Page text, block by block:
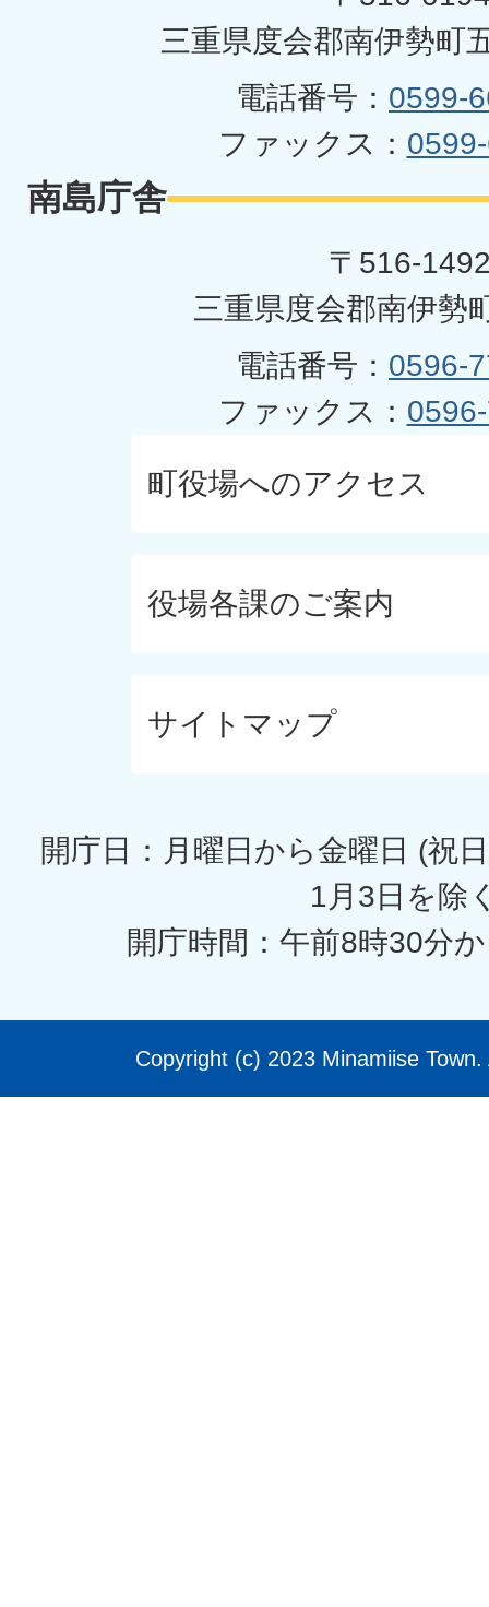
三重県度会郡南伊勢町
電話番号： 0599-
ファックス：
南島庁舎
〒516-
三重県度会郡南伊勢
電話番号： 0596-
ファックス：
町役場へのアクセス
役場各課のご案内
サイトマップ
開庁日：月曜日から金曜日 (祝
1月3日を除
開庁時間：午前8時30分
Copyright (c) 2023 Minamiise